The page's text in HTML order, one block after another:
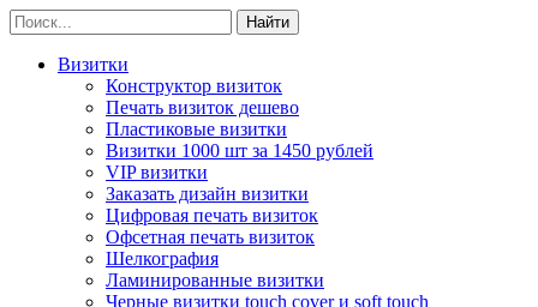
Визитки
Конструктор визиток
Печать визиток дешево
Пластиковые визитки
Визитки 1000 шт за 1450 рублей
VIP визитки
Заказать дизайн визитки
Цифровая печать визиток
Офсетная печать визиток
Шелкография
Ламинированные визитки
Черные визитки touch cover и soft touch